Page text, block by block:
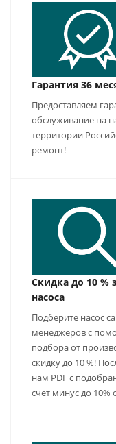
Гарантия 36
Предоставляем
обслуживание на
территории
ремонт!
Скидка до 10 %
насоса
Подберите насос
менеджеров с
подбора от
скидку до 10 %!
нам PDF с
счет минус до